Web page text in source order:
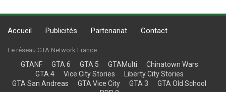
Accueil Publicités Partenariat Contact
Le réseau GTA Network France
GTANF GTA 6 GTA 5 GTAMulti
Chinatown Wars
GTA 4
Vice City Stories
Liberty City Stories
GTA San Andreas
GTA Vice City GTA 3
GTA Old School